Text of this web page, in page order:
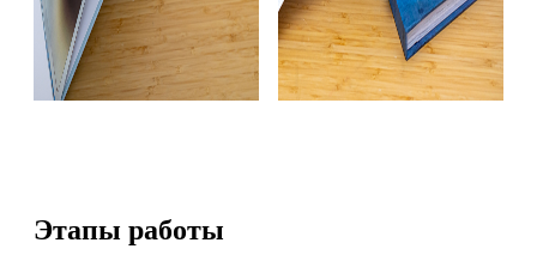
Этапы работы